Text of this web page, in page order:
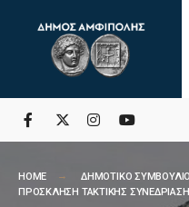
HOME
ΔΗΜΟΤΙΚΟ ΣΥΜΒΟΥΛΙΟ
ΠΡΟΣΚΛΗΣΗ ΤΑΚΤΙΚΗΣ